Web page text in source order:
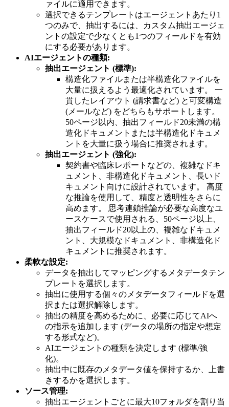
ァイルに適用できます。
選択できるテンプレートはエージェントあたり1
つのみで、抽出するには、カスタム抽出エージェ
ントの設定で少なくとも1つのフィールドを有効
にする必要があります。
AIエージェントの種類:
抽出エージェント (標準):
構造化ファイルまたは半構造化ファイルを
大量に扱えるよう最適化されています。 一
貫したレイアウト (請求書など) と可変構造
(メールなど) をどちらもサポートします。
50ページ以内、抽出フィールド20未満の構
造化ドキュメントまたは半構造化ドキュメ
ントを大量に扱う場合に推奨されます。
抽出エージェント (強化):
契約書や臨床レポートなどの、複雑なドキ
ュメント、非構造化ドキュメント、長いド
キュメント向けに設計されています。 高度
な推論を使用して、精度と透明性をさらに
高めます。 思考連鎖推論が必要な高度なユ
ースケースで使用される、50ページ以上、
抽出フィールド20以上の、複雑なドキュメ
ント、大規模なドキュメント、非構造化ド
キュメントに推奨されます。
柔軟な設定:
データを抽出してマッピングするメタデータテン
プレートを選択します。
抽出に使用する個々のメタデータフィールドを選
択または選択解除します。
抽出の精度を高めるために、必要に応じてAIへ
の指示を追加します (データの場所の指定や想定
する形式など)。
AIエージェントの種類を決定します (標準/強
化)。
抽出中に既存のメタデータ値を保持するか、上書
きするかを選択します。
ソース管理:
抽出エージェントごとに最大10フォルダを割り当